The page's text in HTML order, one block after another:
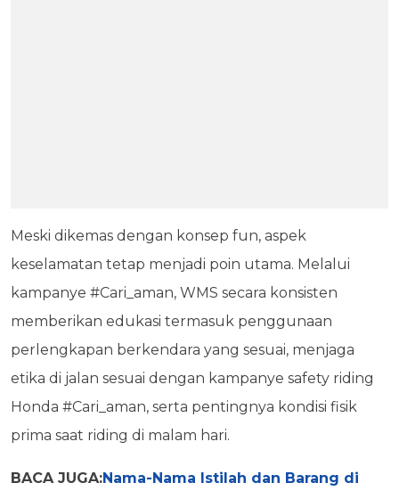
Meski dikemas dengan konsep fun, aspek
keselamatan tetap menjadi poin utama. Melalui
kampanye #Cari_aman, WMS secara konsisten
memberikan edukasi termasuk penggunaan
perlengkapan berkendara yang sesuai, menjaga
etika di jalan sesuai dengan kampanye safety riding
Honda #Cari_aman, serta pentingnya kondisi fisik
prima saat riding di malam hari.
BACA JUGA:Nama-Nama Istilah dan Barang di